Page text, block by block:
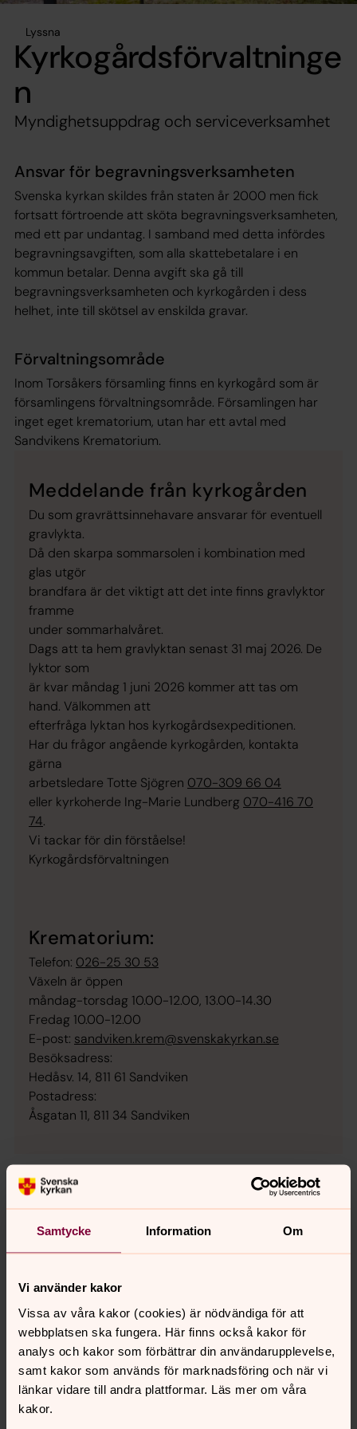
Samtycke Information Om
Vi använder kakor
Vissa av våra kakor (cookies) är nödvändiga för att
webbplatsen ska fungera. Här finns också kakor för
analys och kakor som förbättrar din användarupplevelse,
samt kakor som används för marknadsföring och när vi
länkar vidare till andra plattformar. Läs mer om våra
kakor.
Lyssna
Kyrkogårdsförvaltninge
n
Myndighetsuppdrag och serviceverksamhet
Ansvar för begravningsverksamheten
Svenska kyrkan skildes från staten år 2000 men fick
fortsatt förtroende att sköta begravningsverksamheten,
med ett par undantag. I samband med detta infördes
begravningsavgiften, som alla skattebetalare i en
kommun betalar. Denna avgift ska gå till
begravningsverksamheten och kyrkogården i dess
helhet, inte till skötsel av enskilda gravar.
Förvaltningsområde
Inom Torsåkers församling finns en kyrkogård som är
församlingens förvaltningsområde. Församlingen har
inget eget krematorium, utan har ett avtal med
Sandvikens Krematorium.
Meddelande från kyrkogården
Du som gravrättsinnehavare ansvarar för eventuell
gravlykta.
Då den skarpa sommarsolen i kombination med
glas utgör
brandfara är det viktigt att det inte finns gravlyktor
framme
under sommarhalvåret.
Dags att ta hem gravlyktan senast 31 maj 2026. De
lyktor som
är kvar måndag 1 juni 2026 kommer att tas om
hand. Välkommen att
efterfråga lyktan hos kyrkogårdsexpeditionen.
Har du frågor angående kyrkogården, kontakta
gärna
arbetsledare Totte Sjögren 070-309 66 04
eller kyrkoherde Ing-Marie Lundberg 070-416 70
74.
Vi tackar för din förståelse!
Kyrkogårdsförvaltningen
Krematorium:
Telefon: 026-25 30 53
Växeln är öppen
måndag-torsdag 10.00-12.00, 13.00-14.30
Fredag 10.00-12.00
E-post: sandviken.krem@svenskakyrkan.se
Besöksadress:
Hedåsv. 14, 811 61 Sandviken
Postadress:
Åsgatan 11, 811 34 Sandviken
Begravningsombud
församling. Som begravningsombud ska man se till att
de personer som inte är tillhöriga Svenska kyrkan får
Begravningsombudet
Marie-Louise Dangardt
070-414 12 50
majadangardt@gmail.com